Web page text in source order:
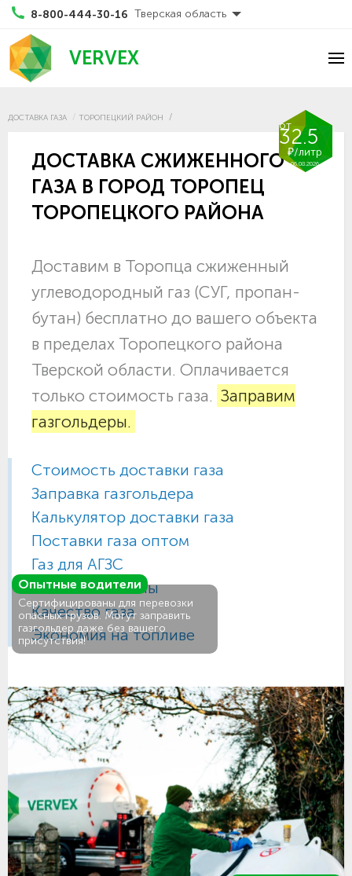
8-800-444-30-16 Тверская область
VERVEX
ДОСТАВКА ГАЗА ТОРОПЕЦКИЙ РАЙОН
от
32.5
₽/литр
06.08.2026
ДОСТАВКА СЖИЖЕННОГО
ГАЗА В ГОРОД ТОРОПЕЦ
ТОРОПЕЦКОГО РАЙОНА
Доставим в Торопца сжиженный
углеводородный газ (СУГ, пропан-
бутан) бесплатно до вашего объекта
в пределах Торопецкого района
Тверской области. Оплачивается
только стоимость газа. Заправим
газгольдеры.
Стоимость доставки газа
Заправка газгольдера
Калькулятор доставки газа
Поставки газа оптом
Газ для АГЗС
Газовые баллоны
Качество газа
Экономия на топливе
Опытные водители
Сертифицированы для перевозки
опасных грузов. Могут заправить
газгольдер даже без вашего
присутствия!